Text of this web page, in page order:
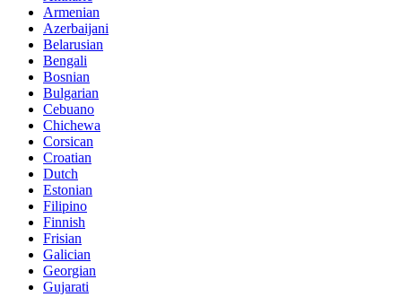
Armenian
Azerbaijani
Belarusian
Bengali
Bosnian
Bulgarian
Cebuano
Chichewa
Corsican
Croatian
Dutch
Estonian
Filipino
Finnish
Frisian
Galician
Georgian
Gujarati